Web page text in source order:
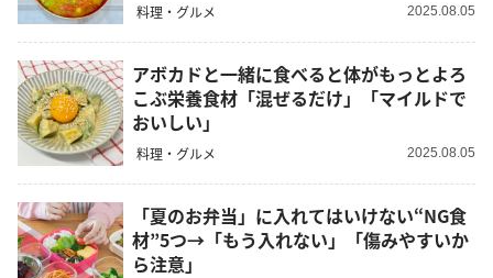
料理・グルメ 2025.08.05
アボカドと一緒に食べると体がもっとよろ
こぶ栄養食材「混ぜるだけ」「マイルドで
おいしい」
料理・グルメ 2025.08.05
「夏のお弁当」に入れてはいけない“NG食
材”5つ→「もう入れない」「傷みやすいか
ら注意」